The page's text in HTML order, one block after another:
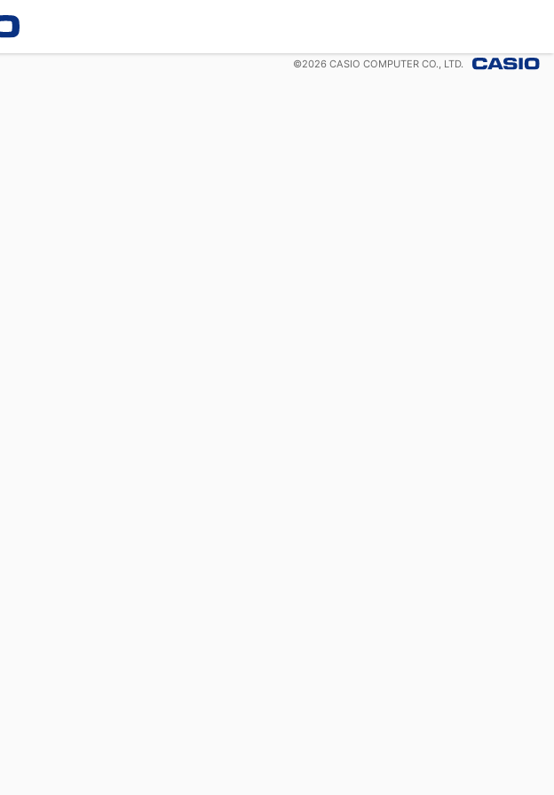
©2026 CASIO COMPUTER CO., LTD.